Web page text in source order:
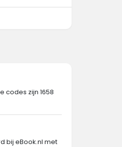
codes zijn 1658
bij eBook.nl met